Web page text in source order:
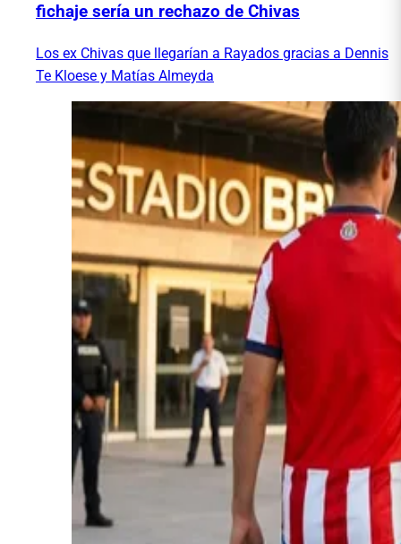
fichaje sería un rechazo de Chivas
Los ex Chivas que llegarían a Rayados gracias a Dennis
Te Kloese y Matías Almeyda